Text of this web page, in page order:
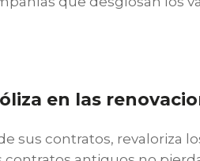
en las
sus contratos, revaloriza